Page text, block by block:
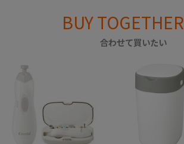
BUY TOGETHER
合わせて買いたい